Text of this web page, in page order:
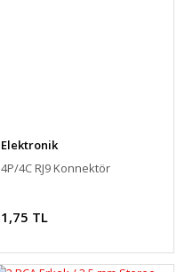
Elektronik
4P/4C RJ9 Konnektör
1,75 TL